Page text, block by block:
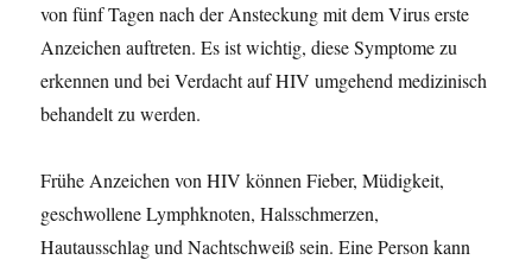
von fünf Tagen nach der Ansteckung mit dem Virus erste
Anzeichen auftreten. Es ist wichtig, diese Symptome zu
erkennen und bei Verdacht auf HIV umgehend medizinisch
behandelt zu werden.
Frühe Anzeichen von HIV können Fieber, Müdigkeit,
geschwollene Lymphknoten, Halsschmerzen,
Hautausschlag und Nachtschweiß sein. Eine Person kann